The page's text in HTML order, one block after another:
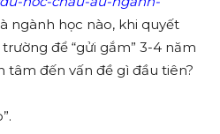
ngành học nào, khi quyết
để “gửi gắm” 3-4 năm
tâm đến vấn đề gì đầu tiên?